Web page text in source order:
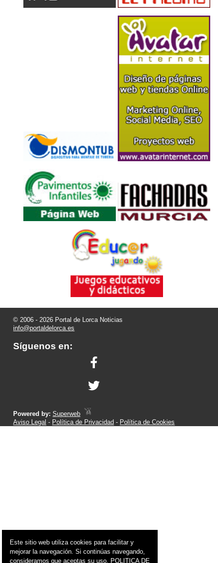
© 2006 - 2026 Portal de Lorca Noticias
info@portaldelorca.es
Síguenos en:
Powered by:Superweb
Aviso Legal - Política de Privacidad - Política de Cookies
Este sitio web utiliza cookies para facilitar y
mejorar la navegación. Si continúas navegando,
consideramos que aceptas su uso. POLITICA DE